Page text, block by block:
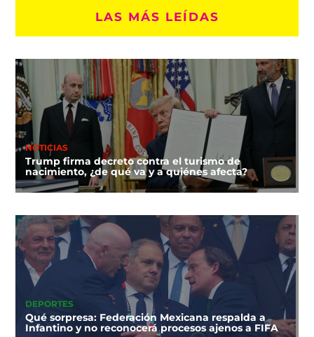
LAS MÁS LEÍDAS
NOTICIAS
Trump firma decreto contra el turismo de
nacimiento, ¿de qué va y a quiénes afecta?
DEPORTES
Qué sorpresa: Federación Mexicana respalda a
Infantino y no reconocerá procesos ajenos a FIFA